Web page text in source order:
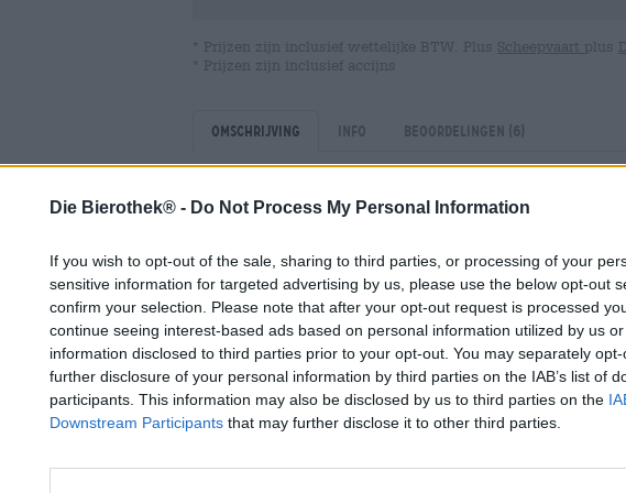
Die Bierothek® - Do Not Process My Personal Information
If you wish to opt-out of the sale, sharing to third parties, or processing of your
sensitive information for targeted advertising by us, please use the below opt-out
confirm your selection. Please note that after your opt-out request is processed
continue seeing interest-based ads based on personal information utilized by us
information disclosed to third parties prior to your opt-out. You may separately
further disclosure of your personal information by third parties on the IAB’s list of
participants. This information may also be disclosed by us to third parties on the
Downstream Participants that may further disclose it to other third parties.
* Prijzen zijn inclusief wettelijke BTW. Plus Scheepvaart plus
* Prijzen zijn inclusief accijns
Omschrijving Info Beoordelingen (6)
In een jaar waarin veel dingen heel slecht gingen, ben
nieuws is bijvoorbeeld dat brouwerij Kundmüller met
Brouwerij van het Jaar 2020 is geworden.
Deze overwinning voor de Frankische biercultuur
Kundmüller. De Weiherer Hopfenweizen is een echt
indruk met een prachtig hopboeket dat de klassieke
Franken wordt gebrouwen met vier soorten hop en
resultaat is een slank witbier met een pittig karakter en
De Weiherer Hopfenweizen vloeit in een gisttroebel
statige kroon van luchtig, sneeuwwit schuim. De
en sterke gist wordt in de neus begeleid door
steenvruchten en sappige hop. De initiële smaak